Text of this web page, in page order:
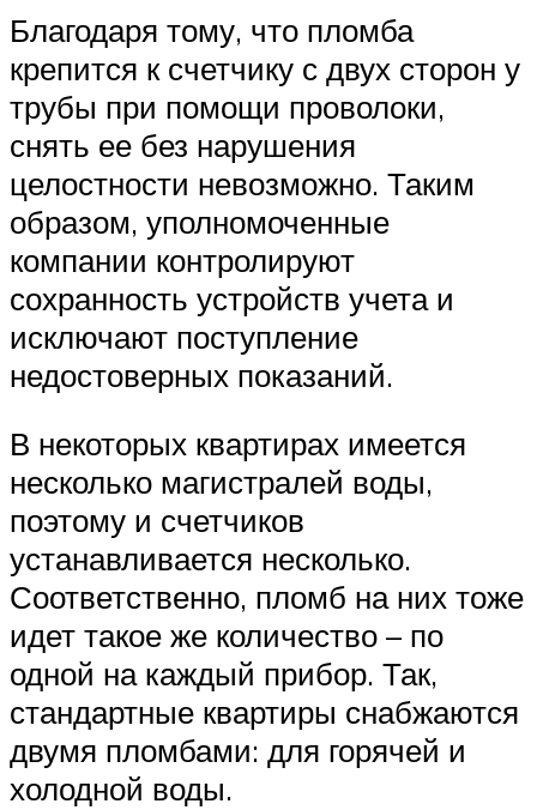
Благодаря тому, что пломба
крепится к счетчику с двух сторон у
трубы при помощи проволоки,
снять ее без нарушения
целостности невозможно. Таким
образом, уполномоченные
компании контролируют
сохранность устройств учета и
исключают поступление
недостоверных показаний.
В некоторых квартирах имеется
несколько магистралей воды,
поэтому и счетчиков
устанавливается несколько.
Соответственно, пломб на них тоже
идет такое же количество – по
одной на каждый прибор. Так,
стандартные квартиры снабжаются
двумя пломбами: для горячей и
холодной воды.